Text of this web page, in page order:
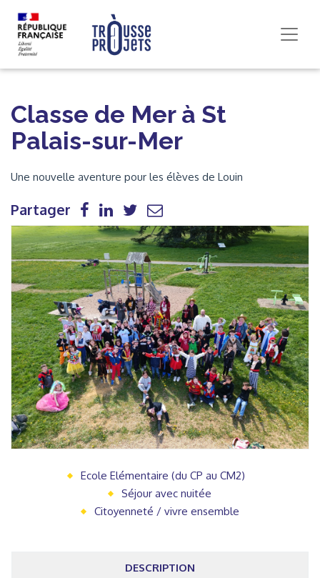
Classe de Mer à St
Palais-sur-Mer
Une nouvelle aventure pour les élèves de Louin
Partager
Ecole Elémentaire (du CP au CM2)
Séjour avec nuitée
Citoyenneté / vivre ensemble
DESCRIPTION